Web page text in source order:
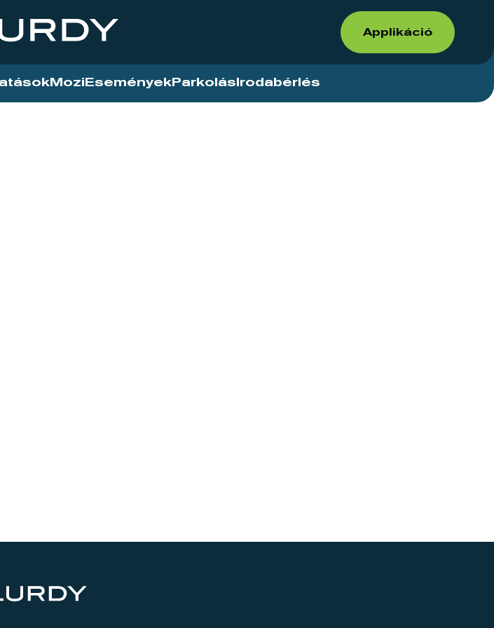
Applikáció
Mozi Események Parkolás Irodabérlés